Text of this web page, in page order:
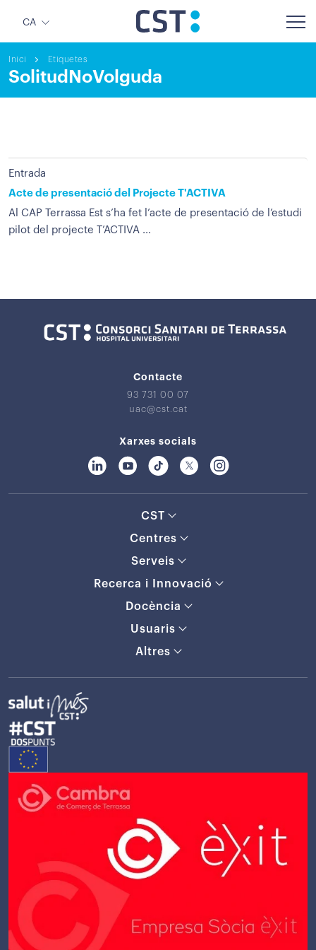
CA
Inici Etiquetes
SolitudNoVolguda
Entrada
Acte de presentació del Projecte T'ACTIVA
Al CAP Terrassa Est s’ha fet l’acte de presentació de l’estudi
pilot del projecte T’ACTIVA ...
Contacte
93 731 00 07
uac@cst.cat
Xarxes socials
CST
Centres
Serveis
Recerca i Innovació
Docència
Usuaris
Altres